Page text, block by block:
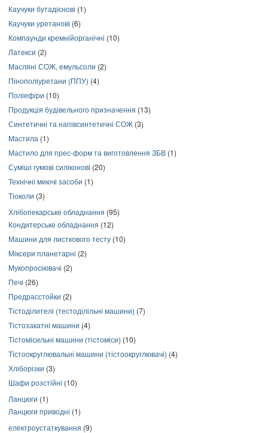
Каучуки бутадієнові (1)
Каучуки уретанові (6)
Компаунди кремнійорганічні (10)
Латекси (2)
Масляні СОЖ, емульсоли (2)
Пінополіуретани (ППУ) (4)
Поліефіри (10)
Продукція будівельного призначення (13)
Синтетичні та напівсинтетичні СОЖ (3)
Мастила (1)
Мастило для прес-форм та виготовлення ЗБВ (1)
Суміші гумові силіконові (20)
Технічні миючі засоби (1)
Тіоколи (3)
Хлібопекарське обладнання (95)
Кондитерське обладнання (12)
Машини для листкового тесту (10)
Міксери планетарні (2)
Мукопросіювачі (2)
Печі (26)
Предрасстойки (2)
Тістоділителі (тестоділільні машини) (7)
Тістозакатні машини (4)
Тістомісильні машини (тістоміси) (10)
Тістоокруглювальні машини (тістоокруглювачі) (4)
Хліборізки (3)
Шафи розстійні (10)
Ланцюги (1)
Ланцюги приводні (1)
електроустаткування (9)